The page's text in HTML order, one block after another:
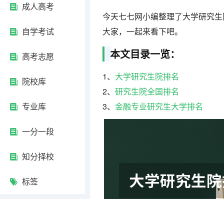
成人高考
自学考试
高考志愿
院校库
专业库
一分一段
知分择校
标签
今天七七网小编整理了大学研究
大家，一起来看下吧。
本文目录一览：
1、 大学研究生院排名
2、 研究生院全国排名
3、 金融专业研究生大学排名